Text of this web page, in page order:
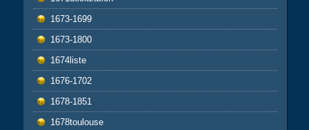
1673-1699
1673-1800
1674liste
1676-1702
1678-1851
1678toulouse